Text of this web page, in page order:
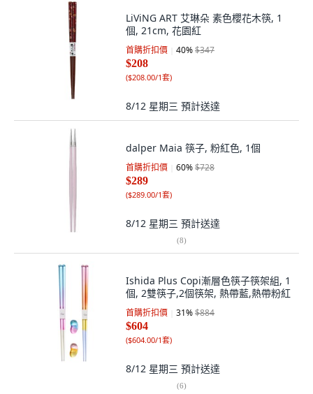
LiViNG ART 艾琳朵 素色櫻花木筷, 1
個, 21cm, 花園紅
首購折扣價 40%$347
$208
($208.00/1套)
8/12 星期三 預計送達
dalper Maia 筷子, 粉紅色, 1個
首購折扣價 60%$728
$289
($289.00/1套)
8/12 星期三 預計送達
(8)
Ishida Plus Copi漸層色筷子筷架組, 1
個, 2雙筷子,2個筷架, 熱帶藍,熱帶粉紅
首購折扣價 31%$884
$604
($604.00/1套)
8/12 星期三 預計送達
(6)